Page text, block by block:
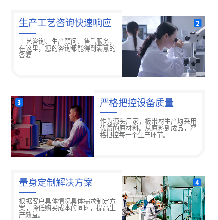
生产工艺咨询快速响应
工艺咨询、生产顾问、售后服务，
在这里，您的咨询都能得到满意的
答复
严格把控设备质量
作为源头厂家，板带材生产均采用
优质的原材料。从原料到成品，严
格把控每一个生产环节。
量身定制解决方案
根据客户具体情况具体需求制定方
案，降低购买成本的同时，提高生
产效益。